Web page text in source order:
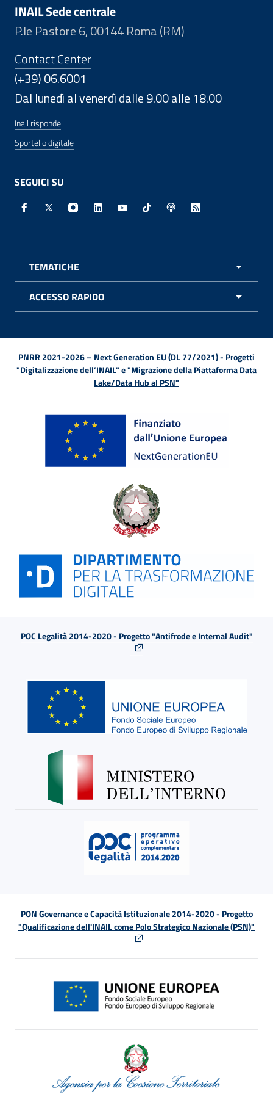
INAIL Sede centrale
P.le Pastore 6, 00144 Roma (RM)
Contact Center
(+39) 06.6001
Dal lunedì al venerdì dalle 9.00 alle 18.00
Inail risponde
Sportello digitale
SEGUICI SU
Facebook - Sito esterno - Apertura in nuova finestra
X - Sito esterno - Apertura in nuova finestra
Instagram - Sito esterno - Apertura in
Linkedin - Sito esterno - Apertura in
Youtube - Sito esterno -
TikTok - Sito esterno -
Spreaker - Sito
Feed RSS -
TEMATICHE
ACCESSO RAPIDO
PNRR 2021-2026 – Next Generation EU (DL 77/2021) - Progetti
"Digitalizzazione dell’INAIL" e "Migrazione della Piattaforma Data
Lake/Data Hub al PSN"
POC Legalità 2014-2020 - Progetto "Antifrode e Internal Audit"
PON Governance e Capacità Istituzionale 2014-2020 - Progetto
"Qualificazione dell'INAIL come Polo Strategico Nazionale (PSN)"